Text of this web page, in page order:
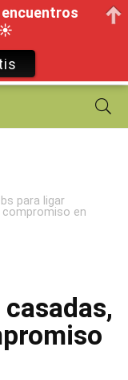
para ligar
en
☀